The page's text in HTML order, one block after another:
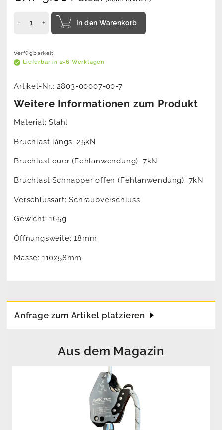
In den Warenkorb
Verfügbarkeit
Lieferbar in 2-6 Werktagen
Artikel-Nr.: 2803-00007-00-7
Weitere Informationen zum Produkt
Material: Stahl
Bruchlast längs: 25kN
Bruchlast quer (Fehlanwendung): 7kN
Bruchlast Schnapper offen (Fehlanwendung): 7kN
Verschlussart: Schraubverschluss
Gewicht: 165g
Öffnungsweite: 18mm
Masse: 110x58mm
Anfrage zum Artikel platzieren
Aus dem Magazin